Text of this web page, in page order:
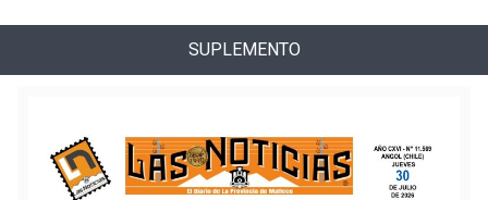
SUPLEMENTO